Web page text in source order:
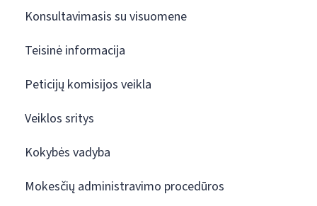
Konsultavimasis su visuomene
Teisinė informacija
Peticijų komisijos veikla
Veiklos sritys
Kokybės vadyba
Mokesčių administravimo procedūros